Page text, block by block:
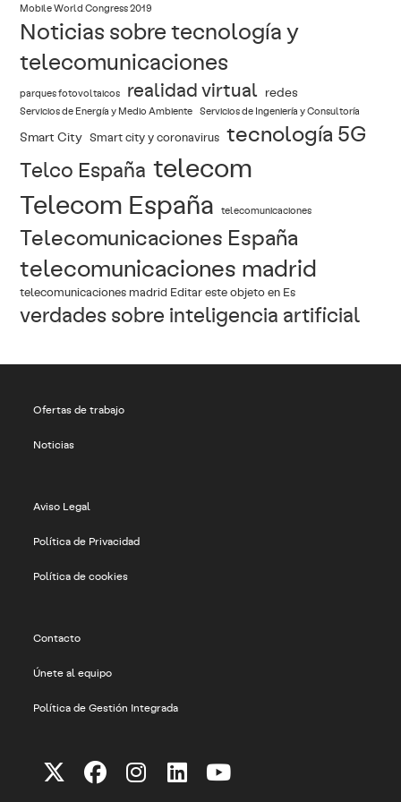
Mobile World Congress 2019
Noticias sobre tecnología y
telecomunicaciones
parques fotovoltaicos realidad virtual redes
Servicios de Energía y Medio Ambiente Servicios de Ingeniería y Consultoría
Smart City Smart city y coronavirus tecnología 5G
Telco España telecom
Telecom España
telecomunicaciones
Telecomunicaciones España
telecomunicaciones madrid
telecomunicaciones madrid Editar este objeto en Es
verdades sobre inteligencia artificial
Ofertas de trabajo
Noticias
Aviso Legal
Política de Privacidad
Política de cookies
Contacto
Únete al equipo
Política de Gestión Integrada